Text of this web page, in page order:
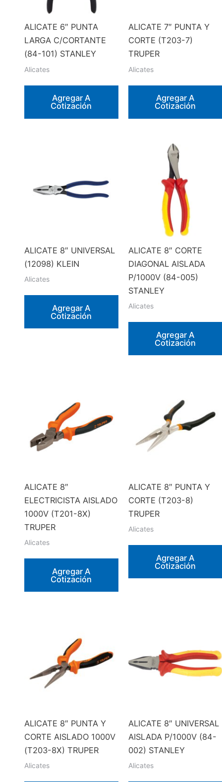
ALICATE 6″ PUNTA
LARGA C/CORTANTE
(84-101) STANLEY
Alicates
Agregar A
Cotización
ALICATE 7″ PUNTA Y
CORTE (T203-7)
TRUPER
Alicates
Agregar A
Cotización
ALICATE 8″ UNIVERSAL
(12098) KLEIN
Alicates
Agregar A
Cotización
ALICATE 8″ CORTE
DIAGONAL AISLADA
P/1000V (84-005)
STANLEY
Alicates
Agregar A
Cotización
ALICATE 8″
ELECTRICISTA AISLADO
1000V (T201-8X)
TRUPER
Alicates
Agregar A
Cotización
ALICATE 8″ PUNTA Y
CORTE (T203-8)
TRUPER
Alicates
Agregar A
Cotización
ALICATE 8″ PUNTA Y
CORTE AISLADO 1000V
(T203-8X) TRUPER
Alicates
ALICATE 8″ UNIVERSAL
AISLADA P/1000V (84-
002) STANLEY
Alicates